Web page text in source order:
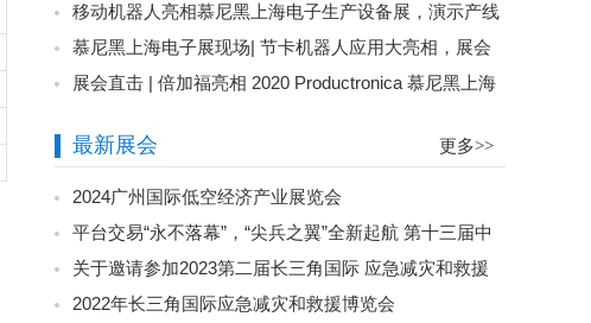
移动机器人亮相慕尼黑上海电子生产设备展，演示产线
物流的柔性化智能化
慕尼黑上海电子展现场| 节卡机器人应用大亮相，展会
人气王
展会直击 | 倍加福亮相 2020 Productronica 慕尼黑上海
最新展会 更多>>
2024广州国际低空经济产业展览会
平台交易“永不落幕”，“尖兵之翼”全新起航 第十三届中
国无人机大会暨展览会即将开幕
关于邀请参加2023第二届长三角国际 应急减灾和救援
博览会的函
2022年长三角国际应急减灾和救援博览会